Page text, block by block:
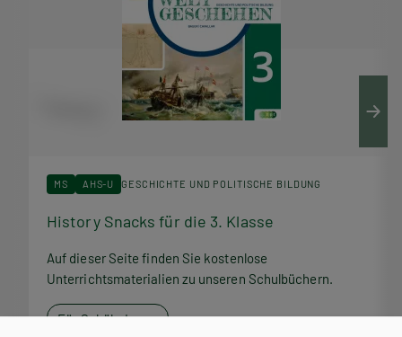
MS AHS-U GESCHICHTE UND POLITISCHE BILDUNG
History Snacks für die 3. Klasse
Auf dieser Seite finden Sie kostenlose
Unterrichtsmaterialien zu unseren Schulbüchern.
Für SchülerInnen